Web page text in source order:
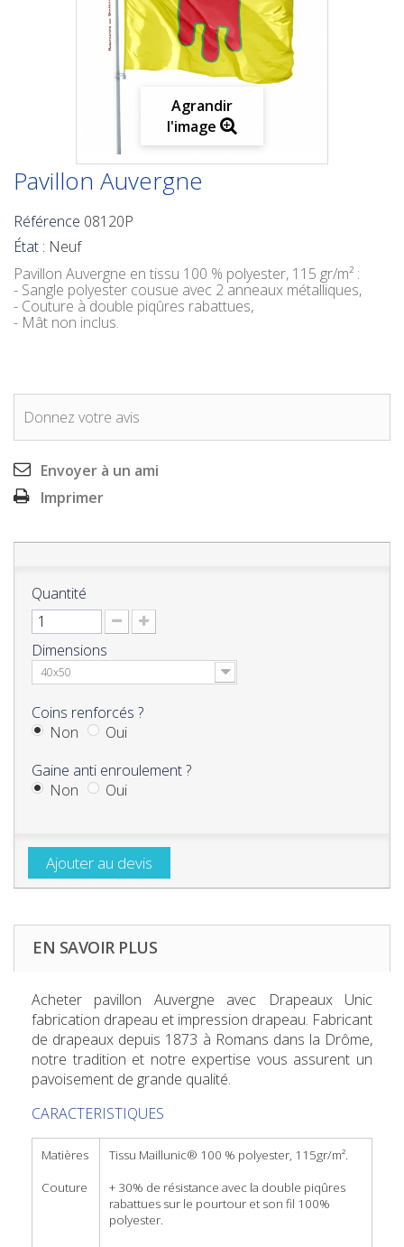
Agrandir
l'image
Pavillon Auvergne
Référence 08120P
État : Neuf
Pavillon Auvergne en tissu 100 % polyester, 115 gr/m² :
- Sangle polyester cousue avec 2 anneaux métalliques,
- Couture à double piqûres rabattues,
- Mât non inclus.
Donnez votre avis
Envoyer à un ami
Imprimer
Quantité
Dimensions
40x50
Coins renforcés ?
Non
Oui
Gaine anti enroulement ?
Non
Oui
Ajouter au devis
EN SAVOIR PLUS
Acheter pavillon Auvergne avec Drapeaux Unic
fabrication drapeau et impression drapeau. Fabricant
de drapeaux depuis 1873 à Romans dans la Drôme,
notre tradition et notre expertise vous assurent un
pavoisement de grande qualité.
CARACTERISTIQUES
Matières
Tissu Maillunic® 100 % polyester, 115gr/m².
Couture
+ 30% de résistance avec la double piqûres
rabattues sur le pourtour et son fil 100%
polyester.